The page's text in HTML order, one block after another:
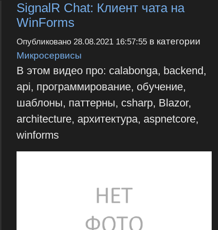
SignalR Chat: Клиент чата на
WinForms
Опубликовано 28.08.2021 16:57:55в категории
Микросервисы
В этом видео про: calabonga, backend,
api, программирование, обучение,
шаблоны, паттерны, csharp, Blazor,
architecture, архитектура, aspnetcore,
winforms